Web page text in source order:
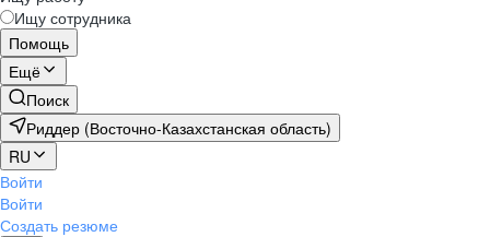
Ищу сотрудника
Помощь
Ещё
Поиск
Риддер (Восточно-Казахстанская область)
RU
Войти
Войти
Создать резюме